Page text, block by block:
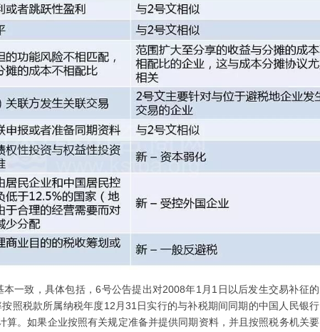
一致，具体包括，6号公告提出对2008年1月1日以后发生交易补征的
照税款所属纳税年度12月31日实行的与补税期间同期的中国人民银行
算。如果企业按照有关规定准备并提供同期资料，并且按照税务机关要